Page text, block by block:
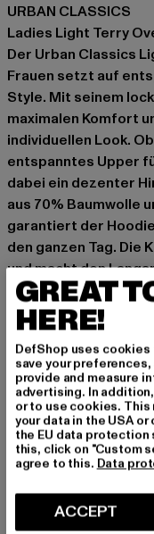
URBAN CLASSICS
Ladies Light Terry
Der Urban Classics
Frauen setzt auf
Style. Mit seinem
maximalen Komfort
individuellen Look.
entspanntes Upper
dabei ein dezenter
aus 70% Baumwolle
garantiert der
den ganzen Tag. Die
und macht den
Begleiter.
Gelegenheid:
Basis
Halslijn: Kap
Type huls: Lange
Patroon: Effen
Details:
Cut: Oversized
Merk: Urban Classics
Kategori: Hoodies
Kleur: violet
GREAT
HERE!
DefShop uses
save your
provide and measure
advertising. In
or to use cookies.
your data in the USA
the EU data protection
this, click on "Custom
agree to this. Data
ACCEPT